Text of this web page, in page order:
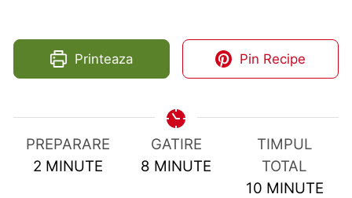
Printeaza Pin Recipe
PREPARARE
2MINUTES
MINUTE
GATIRE
8 MINUTES
MINUTE
TIMPUL
TOTAL
10MINUTES
MINUTE